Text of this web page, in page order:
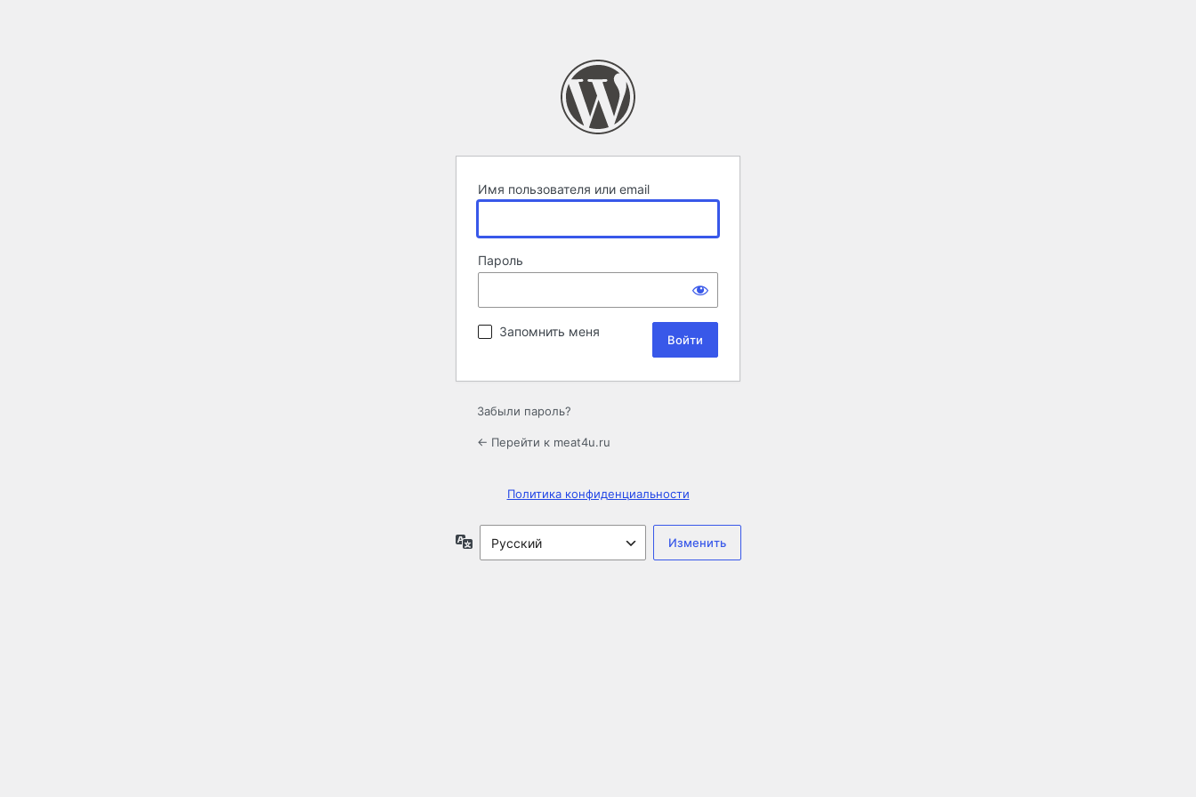
Имя пользователя или email
Пароль
Запомнить меня
Забыли пароль?
← Перейти к meat4u.ru
Политика конфиденциальности
Язык